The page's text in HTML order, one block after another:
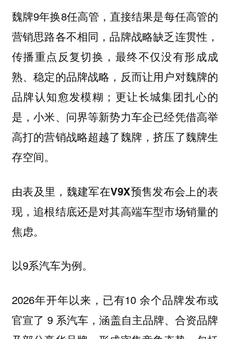
魏牌9年换8任高管，直接结果是每任高管的
营销思路各不相同，品牌战略缺乏连贯性，
传播重点反复切换，最终不仅没有形成成
熟、稳定的品牌战略，反而让用户对魏牌的
品牌认知愈发模糊；更让长城集团扎心的
是，小米、问界等新势力车企已经凭借高举
高打的营销战略超越了魏牌，挤压了魏牌生
存空间。
由表及里，魏建军在V9X预售发布会上的表
现，追根结底还是对其高端车型市场销量的
焦虑。
以9系汽车为例。
2026年开年以来，已有10 余个品牌发布或
官宣了 9 系汽车，涵盖自主品牌、合资品牌